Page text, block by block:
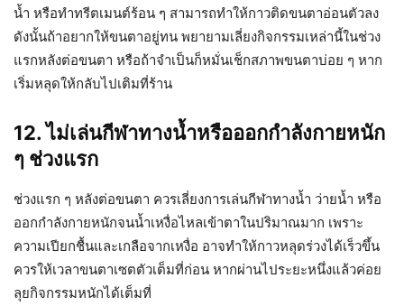
น้ำ หรือทำทรีตเมนต์ร้อน ๆ สามารถทำให้กาวติดขนตาอ่อนตัวลง
ดังนั้นถ้าอยากให้ขนตาอยู่ทน พยายามเลี่ยงกิจกรรมเหล่านี้ในช่วง
แรกหลังต่อขนตา หรือถ้าจำเป็นก็หมั่นเช็กสภาพขนตาบ่อย ๆ หาก
เริ่มหลุดให้กลับไปเติมที่ร้าน
12. ไม่เล่นกีฬาทางน้ำหรือออกกำลังกายหนัก
ๆ ช่วงแรก
ช่วงแรก ๆ หลังต่อขนตา ควรเลี่ยงการเล่นกีฬาทางน้ำ ว่ายน้ำ หรือ
ออกกำลังกายหนักจนน้ำเหงื่อไหลเข้าตาในปริมาณมาก เพราะ
ความเปียกชื้นและเกลือจากเหงื่อ อาจทำให้กาวหลุดร่วงได้เร็วขึ้น
ควรให้เวลาขนตาเซตตัวเต็มที่ก่อน หากผ่านไประยะหนึ่งแล้วค่อย
ลุยกิจกรรมหนักได้เต็มที่